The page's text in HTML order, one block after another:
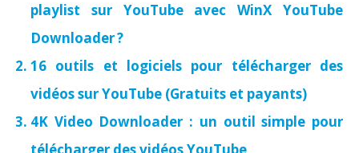
playlist sur YouTube avec WinX YouTube
Downloader ?
16 outils et logiciels pour télécharger des
vidéos sur YouTube (Gratuits et payants)
4K Video Downloader : un outil simple pour